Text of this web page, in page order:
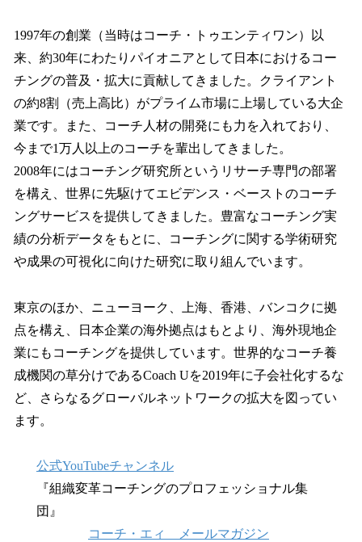
1997年の創業（当時はコーチ・トゥエンティワン）以
来、約30年にわたりパイオニアとして日本におけるコー
チングの普及・拡大に貢献してきました。クライアント
の約8割（売上高比）がプライム市場に上場している大企
業です。また、コーチ人材の開発にも力を入れており、
今まで1万人以上のコーチを輩出してきました。
2008年にはコーチング研究所というリサーチ専門の部署
を構え、世界に先駆けてエビデンス・ベーストのコーチ
ングサービスを提供してきました。豊富なコーチング実
績の分析データをもとに、コーチングに関する学術研究
や成果の可視化に向けた研究に取り組んでいます。
東京のほか、ニューヨーク、上海、香港、バンコクに拠
点を構え、日本企業の海外拠点はもとより、海外現地企
業にもコーチングを提供しています。世界的なコーチ養
成機関の草分けであるCoach Uを2019年に子会社化するな
ど、さらなるグローバルネットワークの拡大を図ってい
ます。
公式YouTubeチャンネル
『組織変革コーチングのプロフェッショナル集
団』
コーチ・エィ メールマガジン